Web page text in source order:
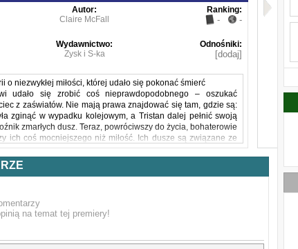
Autor:
Claire McFall
Ranking:
- -
Wydawnictwo:
Zysk i S-ka
Odnośniki:
[dodaj]
o niezwykłej miłości, której udało się pokonać śmierć
udało się zrobić coś nieprawdopodobnego – oszukać
z zaświatów. Nie mają prawa znajdować się tam, gdzie są:
zginąć w wypadku kolejowym, a Tristan dalej pełnić swoją
zmarłych dusz. Teraz, powróciwszy do życia, bohaterowie
ich coś mocniejszego niż miłość. Ich dusze są związane ze
gdyby się rozdzielili.
granicę i wrócili do świata, nie tylko złamali odwieczne prawo
również wskazali drogę ucieczki innym. Teraz bohaterowie
wydawniczą sensacją w Chinach, gdzie sprzedano ponad
książki! Jej zawrotna popularność przyczyniła się do tego,
na temat tej premiery!